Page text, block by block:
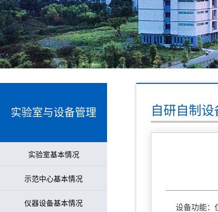
实验室与设备管理
实验室基本情况
示范中心基本情况
仪器设备基本情况
自研自制设
设备功能：